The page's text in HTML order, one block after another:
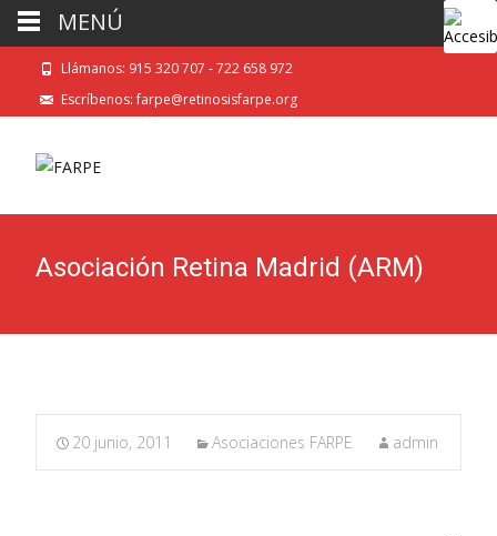
Llámanos: 915 320 707 - 722 658 972
Escríbenos: farpe@retinosisfarpe.org
Asociación Retina Madrid (ARM)
20 junio, 2011 Asociaciones FARPE admin
MENÚ